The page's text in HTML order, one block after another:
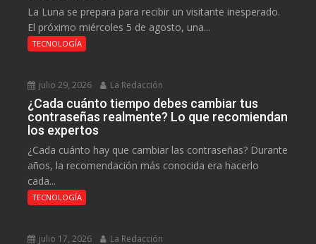
La Luna se prepara para recibir un visitante inesperado.
El próximo miércoles 5 de agosto, una...
TECNOLOGÍA
julio 29, 2026 La Redacción
¿Cada cuánto tiempo debes cambiar tus
contraseñas realmente? Lo que recomiendan
los expertos
¿Cada cuánto hay que cambiar las contraseñas? Durante
años, la recomendación más conocida era hacerlo
cada...
TECNOLOGÍA
julio 17, 2026 La Redacción